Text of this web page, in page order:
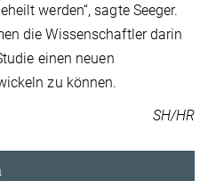
werden“, sagte Seeger.
die Wissenschaftler darin
einen neuen
zu können.
SH/HR